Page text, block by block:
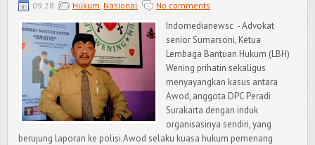
09.28 Hukum, Nasional No comments
Indomedianewsc - Advokat
senior Sumarsoni, Ketua
Lembaga Bantuan Hukum (LBH)
Wening prihatin sekaligus
menyayangkan kasus antara
Awod, anggota DPC Peradi
Surakarta dengan induk
organisasinya sendiri, yang
berujung laporan ke polisi.Awod selaku kuasa hukum pemenang